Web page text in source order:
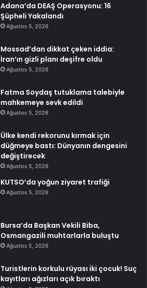
Adana’da DEAŞ Operasyonu: 16
Şüpheli Yakalandı
Ağustos 5, 2026
Mossad’dan dikkat çeken iddia:
İran’ın gizli planı deşifre oldu
Ağustos 5, 2026
Fatma Soydaş tutuklama talebiyle
mahkemeye sevk edildi
Ağustos 5, 2026
Ülke kendi rekorunu kırmak için
düğmeye bastı: Dünyanın dengesini
değiştirecek
Ağustos 5, 2026
KUTSO’da yoğun ziyaret trafiği
Ağustos 5, 2026
Bursa’da Başkan Vekili Biba,
Osmangazili muhtarlarla buluştu
Ağustos 5, 2026
Turistlerin korkulu rüyası iki çocuk! Suç
kayıtları ağızları açık bıraktı